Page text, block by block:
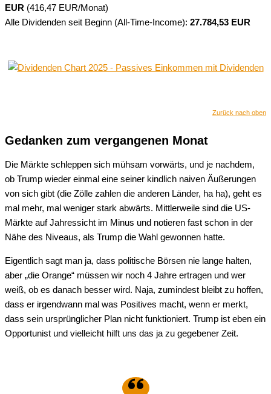
EUR (416,47 EUR/Monat)
Alle Dividenden seit Beginn (All-Time-Income): 27.784,53 EUR
Zurück nach oben
Gedanken zum vergangenen Monat
Die Märkte schleppen sich mühsam vorwärts, und je nachdem,
ob Trump wieder einmal eine seiner kindlich naiven Äußerungen
von sich gibt (die Zölle zahlen die anderen Länder, ha ha), geht es
mal mehr, mal weniger stark abwärts. Mittlerweile sind die US-
Märkte auf Jahressicht im Minus und notieren fast schon in der
Nähe des Niveaus, als Trump die Wahl gewonnen hatte.
Eigentlich sagt man ja, dass politische Börsen nie lange halten,
aber „die Orange“ müssen wir noch 4 Jahre ertragen und wer
weiß, ob es danach besser wird. Naja, zumindest bleibt zu hoffen,
dass er irgendwann mal was Positives macht, wenn er merkt,
dass sein ursprünglicher Plan nicht funktioniert. Trump ist eben ein
Opportunist und vielleicht hilft uns das ja zu gegebener Zeit.